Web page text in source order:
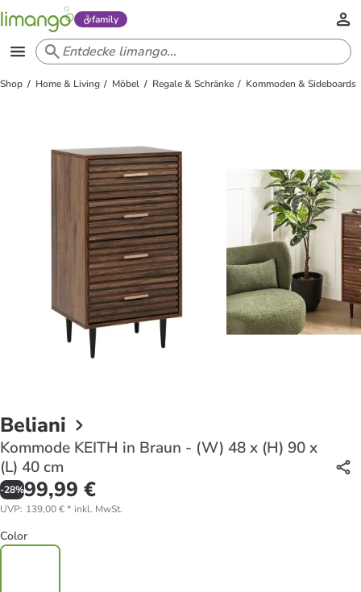
family
Shop Home & Living Möbel Regale & Schränke Kommoden & Sideboards
Beliani
Kommode KEITH in Braun - (W) 48 x (H) 90 x
(L) 40 cm
-28%99,99 €
UVP: 139,00 €* inkl. MwSt.
Color